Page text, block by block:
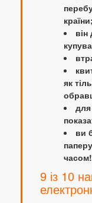
країни;
він
як
для
ви
часом!
9 із 10